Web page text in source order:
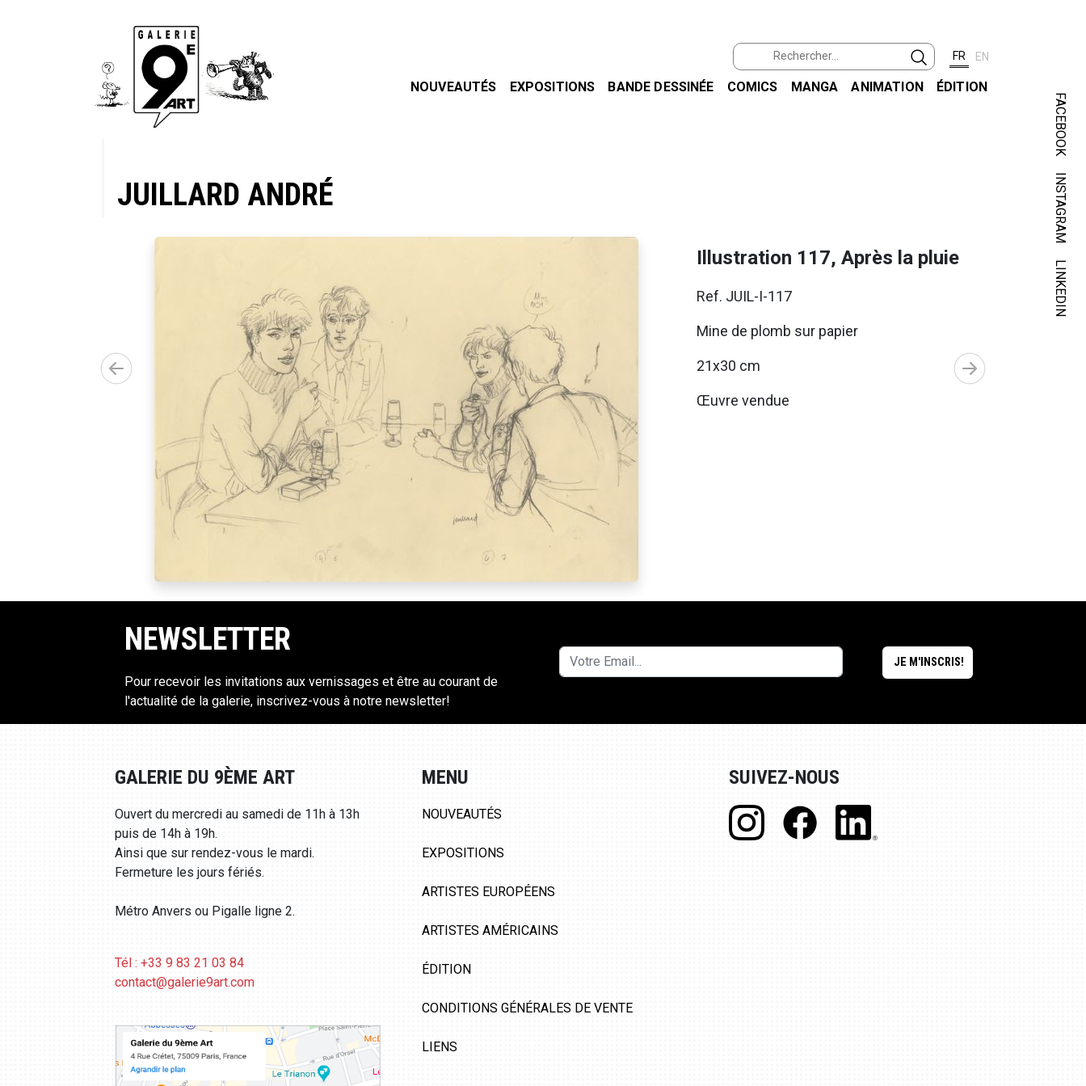
FR EN
NOUVEAUTÉS EXPOSITIONS BANDE DESSINÉE COMICS MANGA ANIMATION ÉDITION
FACEBOOK
INSTAGRAM
LINKEDIN
JUILLARD ANDRÉ
Illustration 117, Après la pluie
Ref. JUIL-I-117
Mine de plomb sur papier
21x30 cm
Œuvre vendue
NEWSLETTER
Pour recevoir les invitations aux vernissages et être au courant de
l'actualité de la galerie, inscrivez-vous à notre newsletter!
GALERIE DU 9ÈME ART
Ouvert du mercredi au samedi de 11h à 13h
puis de 14h à 19h.
Ainsi que sur rendez-vous le mardi.
Fermeture les jours fériés.
Métro Anvers ou Pigalle ligne 2.
Tél : +33 9 83 21 03 84
contact@galerie9art.com
MENU
NOUVEAUTÉS
EXPOSITIONS
ARTISTES EUROPÉENS
ARTISTES AMÉRICAINS
ÉDITION
CONDITIONS GÉNÉRALES DE VENTE
LIENS
SUIVEZ-NOUS